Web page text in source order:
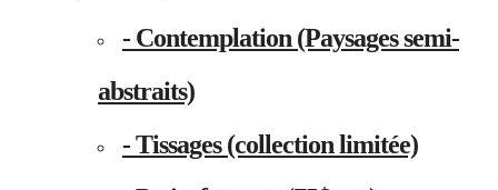
- Contemplation (Paysages semi-
abstraits)
- Tissages (collection limitée)